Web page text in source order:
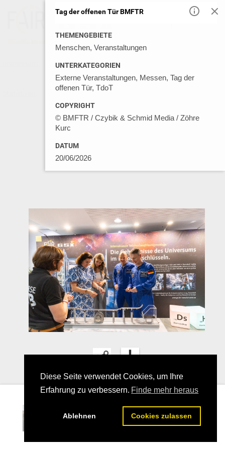
Diese Seite verwendet Cookies, um Ihre
Erfahrung zu verbessern. Finde mehr heraus
Ablehnen Cookies zulassen
Datenschutz Kontakt
Tag der offenen Tür BMFTR
THEMENGEBIETE
Menschen, Veranstaltungen
UNTERKATEGORIEN
Externe Veranstaltungen, Messen, Tag der
offenen Tür, TdoT
COPYRIGHT
© BMFTR / Czybik & Schmid Media / Zöhre
Kurc
DATUM
20/06/2026
06